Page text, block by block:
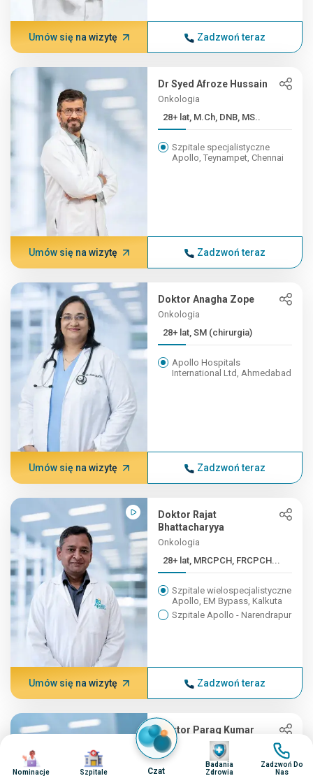
Umów się na wizytę Zadzwoń teraz
Dr Syed Afroze Hussain
Onkologia
28+ lat, M.Ch, DNB, MS..
Szpitale specjalistyczne
Apollo, Teynampet, Chennai
Umów się na wizytę Zadzwoń teraz
Doktor Anagha Zope
Onkologia
28+ lat, SM (chirurgia)
Apollo Hospitals
International Ltd, Ahmedabad
Umów się na wizytę Zadzwoń teraz
Doktor Rajat
Bhattacharyya
Onkologia
28+ lat, MRCPCH, FRCPCH...
Szpitale wielospecjalistyczne
Apollo, EM Bypass, Kalkuta
Szpitale Apollo - Narendrapur
Umów się na wizytę Zadzwoń teraz
Doktor Parag Kumar
Onkologia
27+ lat, MS (Gen. Surge...
Obraz
Nominacje
Obraz
Szpitale Czat
Obraz
Badania
Zdrowia
Obraz
Zadzwoń Do
Nas